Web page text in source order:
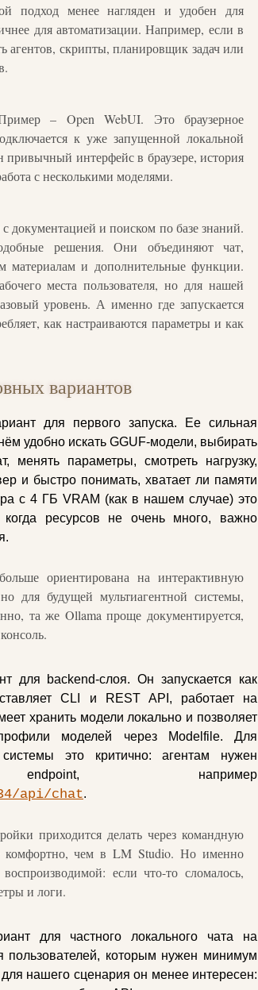
подход менее нагляден и удобен для
для автоматизации. Например, если в
агентов, скрипты, планировщик задач или
– Open WebUI. Это браузерное
к уже запущенной локальной
интерфейс в браузере, история
с несколькими моделями.
документацией и поиском по базе знаний.
решения. Они объединяют чат,
материалам и дополнительные функции.
места пользователя, но для нашей
уровень. А именно где запускается
как настраиваются параметры и как
вариантов
для первого запуска. Ее сильная
удобно искать GGUF-модели, выбирать
менять параметры, смотреть нагрузку,
и быстро понимать, хватает ли памяти
с 4 ГБ VRAM (как в нашем случае) это
когда ресурсов не очень много, важно
ориентирована на интерактивную
для будущей мультиагентной системы,
та же Ollama проще документируется,
для backend-слоя. Он запускается как
CLI и REST API, работает на
хранить модели локально и позволяет
моделей через Modelfile. Для
системы это критично: агентам нужен
например
api/chat.
приходится делать через командную
комфортно, чем в LM Studio. Но именно
если что-то сломалось,
и логи.
для частного локального чата на
которым нужен минимум
нашего сценария он менее интересен: